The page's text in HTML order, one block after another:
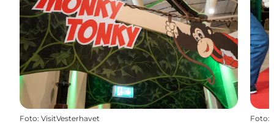
Foto: VisitVesterhavet Foto: